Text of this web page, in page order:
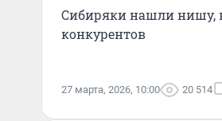
Сибиряки нашли нишу,
конкурентов
27 марта, 2026, 10:00 20 514